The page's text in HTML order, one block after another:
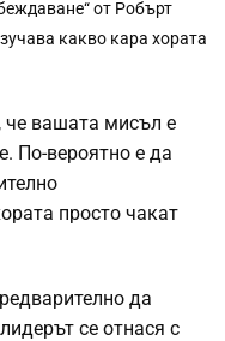
от Робърт
какво кара хората
че вашата мисъл е
По-вероятно е да
просто чакат
да
се отнася с